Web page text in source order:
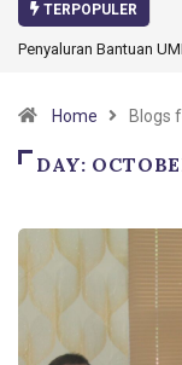
TERPOPULER
Gorontalo Ikut Dukung
Home Blogs
DAY: